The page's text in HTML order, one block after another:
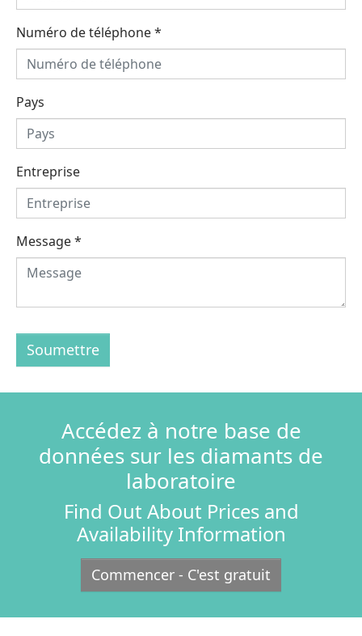
Numéro de téléphone*
Pays
Entreprise
Message*
Soumettre
Accédez à notre base de
données sur les diamants de
laboratoire
Find Out About Prices and
Availability Information
Commencer - C'est gratuit